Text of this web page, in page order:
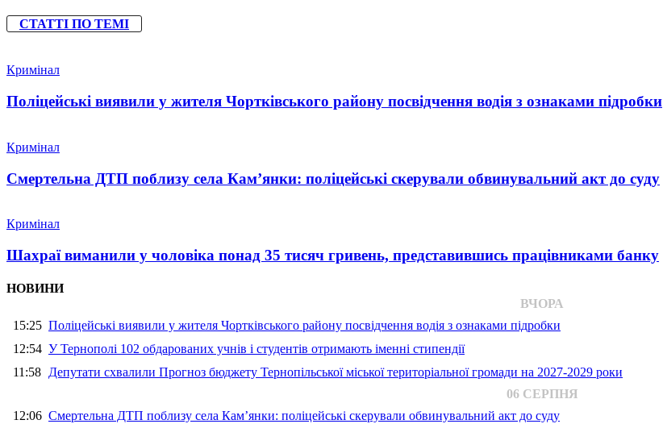
СТАТТІ ПО ТЕМІ
Кримінал
Поліцейські виявили у жителя Чортківського району посвідчення водія з ознаками підробки
Кримінал
Смертельна ДТП поблизу села Кам’янки: поліцейські скерували обвинувальний акт до суду
Кримінал
Шахраї виманили у чоловіка понад 35 тисяч гривень, представившись працівниками банку
НОВИНИ
ВЧОРА
15:25 Поліцейські виявили у жителя Чортківського району посвідчення водія з ознаками підробки
12:54 У Тернополі 102 обдарованих учнів і студентів отримають іменні стипендії
11:58 Депутати схвалили Прогноз бюджету Тернопільської міської територіальної громади на 2027-2029 роки
06 СЕРПНЯ
12:06 Смертельна ДТП поблизу села Кам’янки: поліцейські скерували обвинувальний акт до суду